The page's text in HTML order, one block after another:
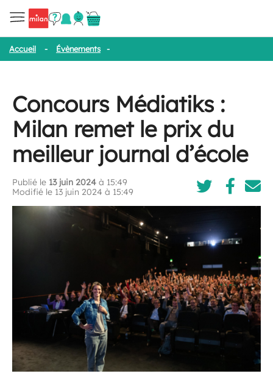
Accueil - Évènements -
Concours Médiatiks :
Milan remet le prix du
meilleur journal d’école
Publié le 13 juin 2024 à 15:49
Modifié le 13 juin 2024 à 15:49